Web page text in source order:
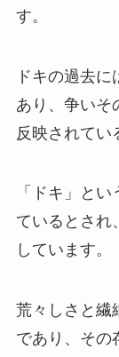
す。
ドキの過去
あり、争いそ
反映されてい
「ドキ」と
ているとされ
しています。
荒々しさと繊
であり、その